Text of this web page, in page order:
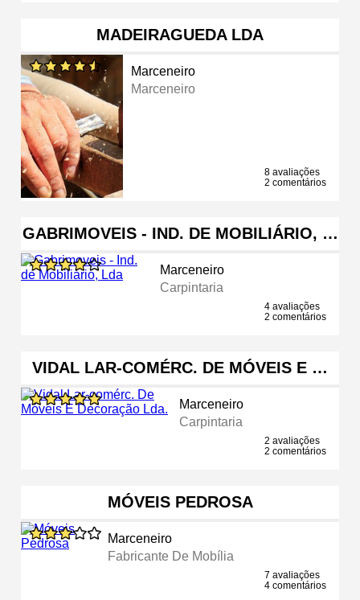
MADEIRAGUEDA LDA
Marceneiro
Marceneiro
8 avaliações
2 comentários
GABRIMOVEIS - IND. DE MOBILIÁRIO, …
Marceneiro
Carpintaria
4 avaliações
2 comentários
VIDAL LAR-COMÉRC. DE MÓVEIS E …
Marceneiro
Carpintaria
2 avaliações
2 comentários
MÓVEIS PEDROSA
Marceneiro
Fabricante De Mobília
7 avaliações
4 comentários